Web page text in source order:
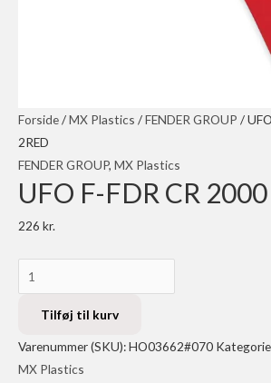
Forside/MX Plastics /FENDER GROUP /
2RED
FENDER GROUP, MX Plastics
UFO F-FDR CR
226 kr.
UFO
F-
Tilføj til kurv
Varenummer (SKU):HO03662#070
MX Plastics